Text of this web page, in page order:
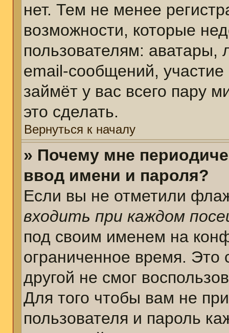
нет. Тем не менее
возможности, которые
пользователям: аватары,
email-сообщений, участие
займёт у вас всего пару
это сделать.
Вернуться к началу
» Почему мне
ввод имени и пароля?
Если вы не отметили
входить при каждом
под своим именем на
ограниченное время. Это
другой не смог
Для того чтобы вам не
пользователя и пароль